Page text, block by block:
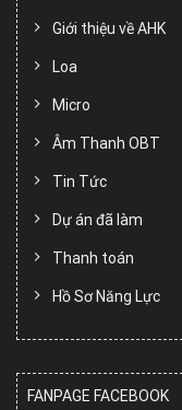
Giới thiệu về AHK
Loa
Micro
Âm Thanh OBT
Tin Tức
Dự án đã làm
Thanh toán
Hồ Sơ Năng Lực
FANPAGE FACEBOOK